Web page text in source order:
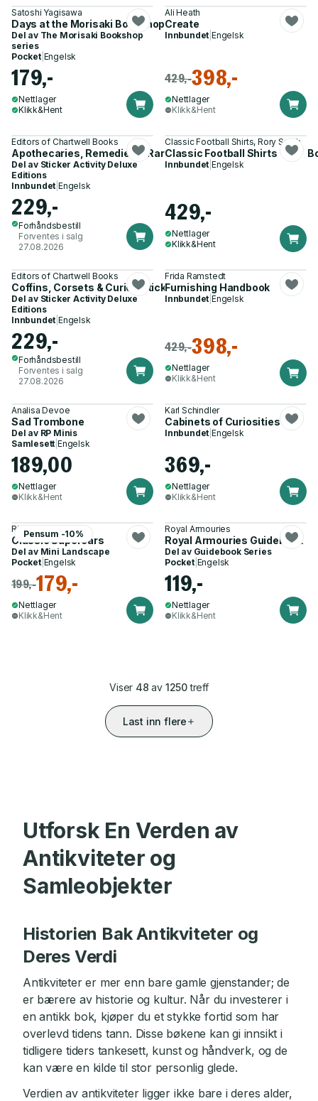
Satoshi Yagisawa
Days at the Morisaki Bookshop
Del av The Morisaki Bookshop
series
Pocket| Engelsk
179,-
Nettlager
Klikk&Hent
Ali Heath
Create
Innbundet |Engelsk
429,-398,-
Nettlager
Klikk&Hent
Editors of Chartwell Books
Apothecaries, Remedies & Rarities Sticker, Color & Activity
Del av Sticker Activity Deluxe
Editions
Innbundet |Engelsk
229,-
Forhåndsbestill
Forventes i salg
27.08.2026
Classic Football Shirts, Rory Smith
Classic Football Shirts
Innbundet |Engelsk
429,-
Nettlager
Klikk&Hent
Editors of Chartwell Books
Coffins, Corsets & Curios Sticker, Color & Activity Book
Del av Sticker Activity Deluxe
Editions
Innbundet |Engelsk
229,-
Forhåndsbestill
Forventes i salg
27.08.2026
Frida Ramstedt
Furnishing Handbook
Innbundet |Engelsk
429,-398,-
Nettlager
Klikk&Hent
Analisa Devoe
Sad Trombone
Del av RP Minis
Samlesett |Engelsk
189,00
Nettlager
Klikk&Hent
Karl Schindler
Cabinets of Curiosities
Innbundet |Engelsk
369,-
Nettlager
Klikk&Hent
Pensum -10%
Richard Gunn
Classic Supercars
Del av Mini Landscape
Pocket| Engelsk
199,-179,-
Nettlager
Klikk&Hent
Royal Armouries
Royal Armouries Guidebook
Del av Guidebook Series
Pocket| Engelsk
119,-
Nettlager
Klikk&Hent
Viser 48 av 1250treff
Last inn flere
Utforsk En Verden av
Antikviteter og
Samleobjekter
Historien Bak Antikviteter og
Deres Verdi
Antikviteter er mer enn bare gamle gjenstander; de
er bærere av historie og kultur. Når du investerer i
en antikk bok, kjøper du et stykke fortid som har
overlevd tidens tann. Disse bøkene kan gi innsikt i
tidligere tiders tankesett, kunst og håndverk, og de
kan være en kilde til stor personlig glede.
Verdien av antikviteter ligger ikke bare i deres alder,